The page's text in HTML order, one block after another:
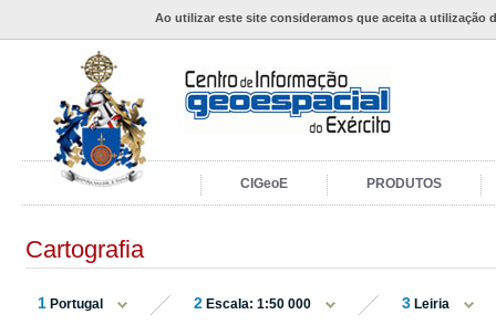
Ao utilizar este site consideramos que aceita a utilização
CIGeoE PRODUTOS
Cartografia
1 Portugal 2 Escala: 1:50 000 3 Leiria